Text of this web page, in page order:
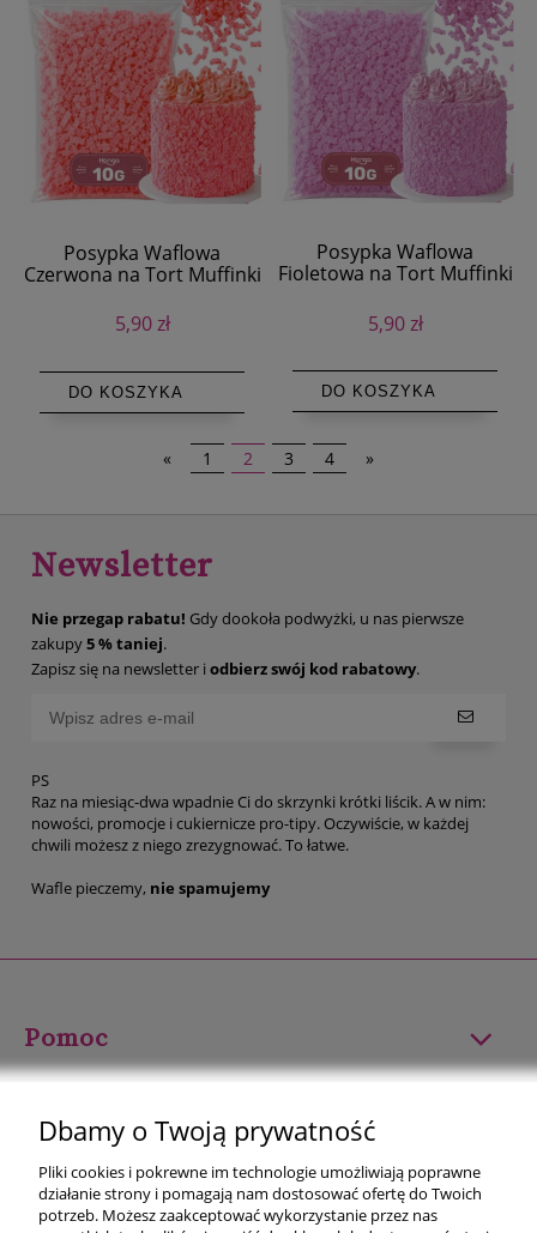
Posypka Waflowa
Czerwona na Tort Muffinki
5,90 zł
DO KOSZYKA
Posypka Waflowa
Fioletowa na Tort Muffinki
5,90 zł
DO KOSZYKA
« 1 2 3 4 »
Newsletter
Nie przegap rabatu! Gdy dookoła podwyżki, u nas pierwsze
zakupy5 % taniej.
Zapisz się na newsletter i odbierz swój kod rabatowy.
PS
Raz na miesiąc-dwa wpadnie Ci do skrzynki krótki liścik. A w nim:
nowości, promocje i cukiernicze pro-tipy. Oczywiście, w każdej
chwili możesz z niego zrezygnować. To łatwe.
Wafle pieczemy, nie spamujemy
Pomoc
Płatności i dostawa
Informacje
Dbamy o Twoją prywatność
Pliki cookies i pokrewne im technologie umożliwiają poprawne
działanie strony i pomagają nam dostosować ofertę do Twoich
potrzeb. Możesz zaakceptować wykorzystanie przez nas